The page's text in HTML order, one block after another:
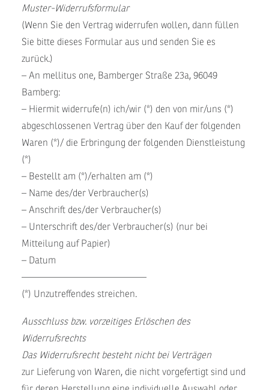
Muster-Widerrufsformular
(Wenn Sie den Vertrag widerrufen wollen, dann füllen
Sie bitte dieses Formular aus und senden Sie es
zurück.)
– An mellitus one, Bamberger Straße 23a, 96049
Bamberg:
– Hiermit widerrufe(n) ich/wir (*) den von mir/uns (*)
abgeschlossenen Vertrag über den Kauf der folgenden
Waren (*)/ die Erbringung der folgenden Dienstleistung
(*)
– Bestellt am (*)/erhalten am (*)
– Name des/der Verbraucher(s)
– Anschrift des/der Verbraucher(s)
– Unterschrift des/der Verbraucher(s) (nur bei
Mitteilung auf Papier)
– Datum
—————————————
(*) Unzutreffendes streichen.
Ausschluss bzw. vorzeitiges Erlöschen des
Widerrufsrechts
Das Widerrufsrecht besteht nicht bei Verträgen
zur Lieferung von Waren, die nicht vorgefertigt sind und